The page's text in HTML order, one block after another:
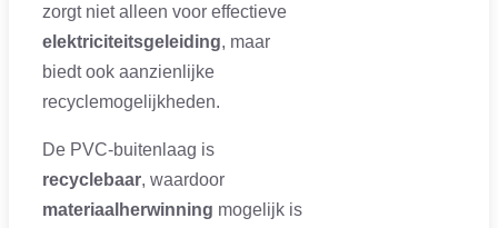
zorgt niet alleen voor effectieve
elektriciteitsgeleiding, maar
biedt ook aanzienlijke
recyclemogelijkheden.
De PVC-buitenlaag is
recyclebaar, waardoor
materiaalherwinning mogelijk is